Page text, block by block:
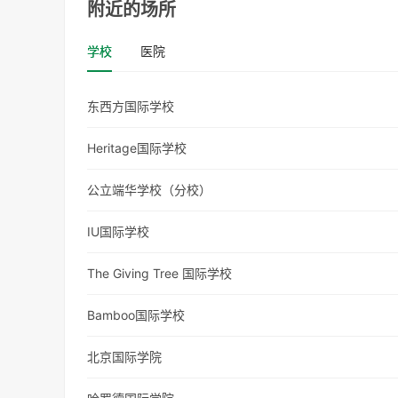
附近的场所
学校 医院
东西方国际学校
Heritage国际学校
公立端华学校（分校）
IU国际学校
The Giving Tree 国际学校
Bamboo国际学校
北京国际学院